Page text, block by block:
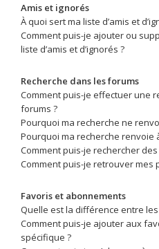
Amis et ignorés
À quoi sert ma liste d’amis et
Comment puis-je ajouter ou
liste d’amis et d’ignorés ?
Recherche dans les forums
Comment puis-je effectuer une
forums ?
Pourquoi ma recherche ne
Pourquoi ma recherche renvoie
Comment puis-je rechercher
Comment puis-je retrouver mes
Favoris et abonnements
Quelle est la différence entre
Comment puis-je ajouter aux
spécifique ?